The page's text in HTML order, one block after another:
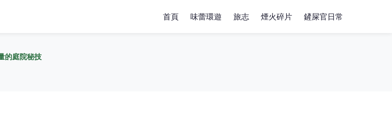
首頁 味蕾環遊 旅志 煙火碎片 鏟屎官日常
的庭院秘技